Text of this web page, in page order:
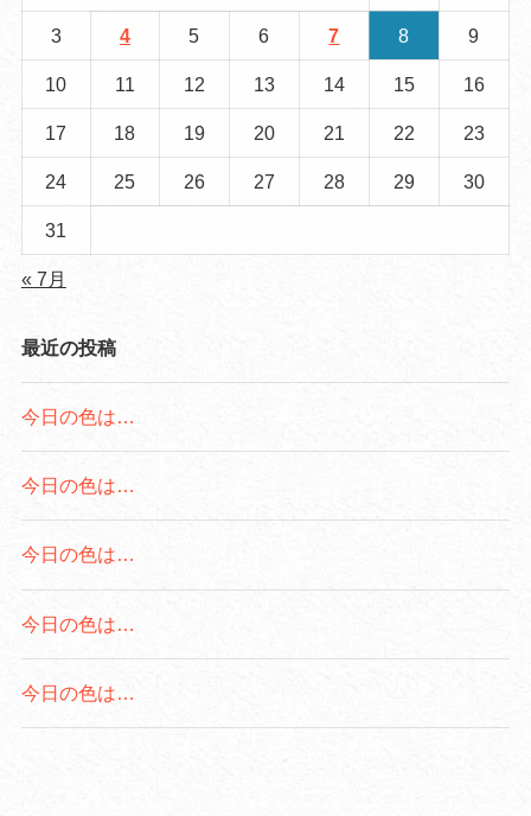
3 4 5 6 7 8 9
10 11 12 13 14 15 16
17 18 19 20 21 22 23
24 25 26 27 28 29 30
31
« 7月
最近の投稿
今日の色は…
今日の色は…
今日の色は…
今日の色は…
今日の色は…